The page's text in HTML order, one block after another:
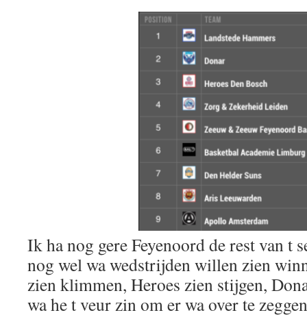
Ik ha nog gere Feyenoord de rest van t
nog wel wa wedstrijden willen zien
zien klimmen, Heroes zien stijgen,
wa he t veur zin om er wa over te